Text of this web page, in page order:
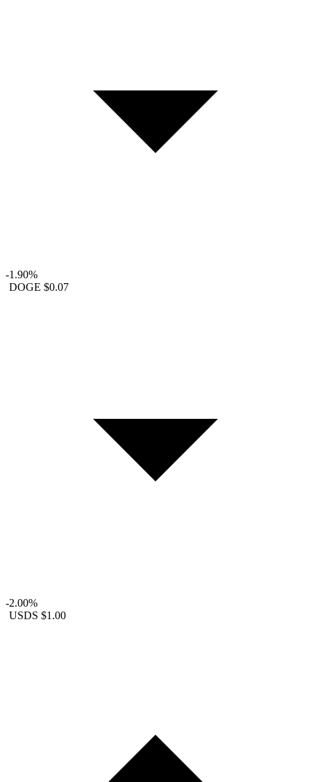
-1.90%
DOGE $0.07
-2.00%
USDS $1.00